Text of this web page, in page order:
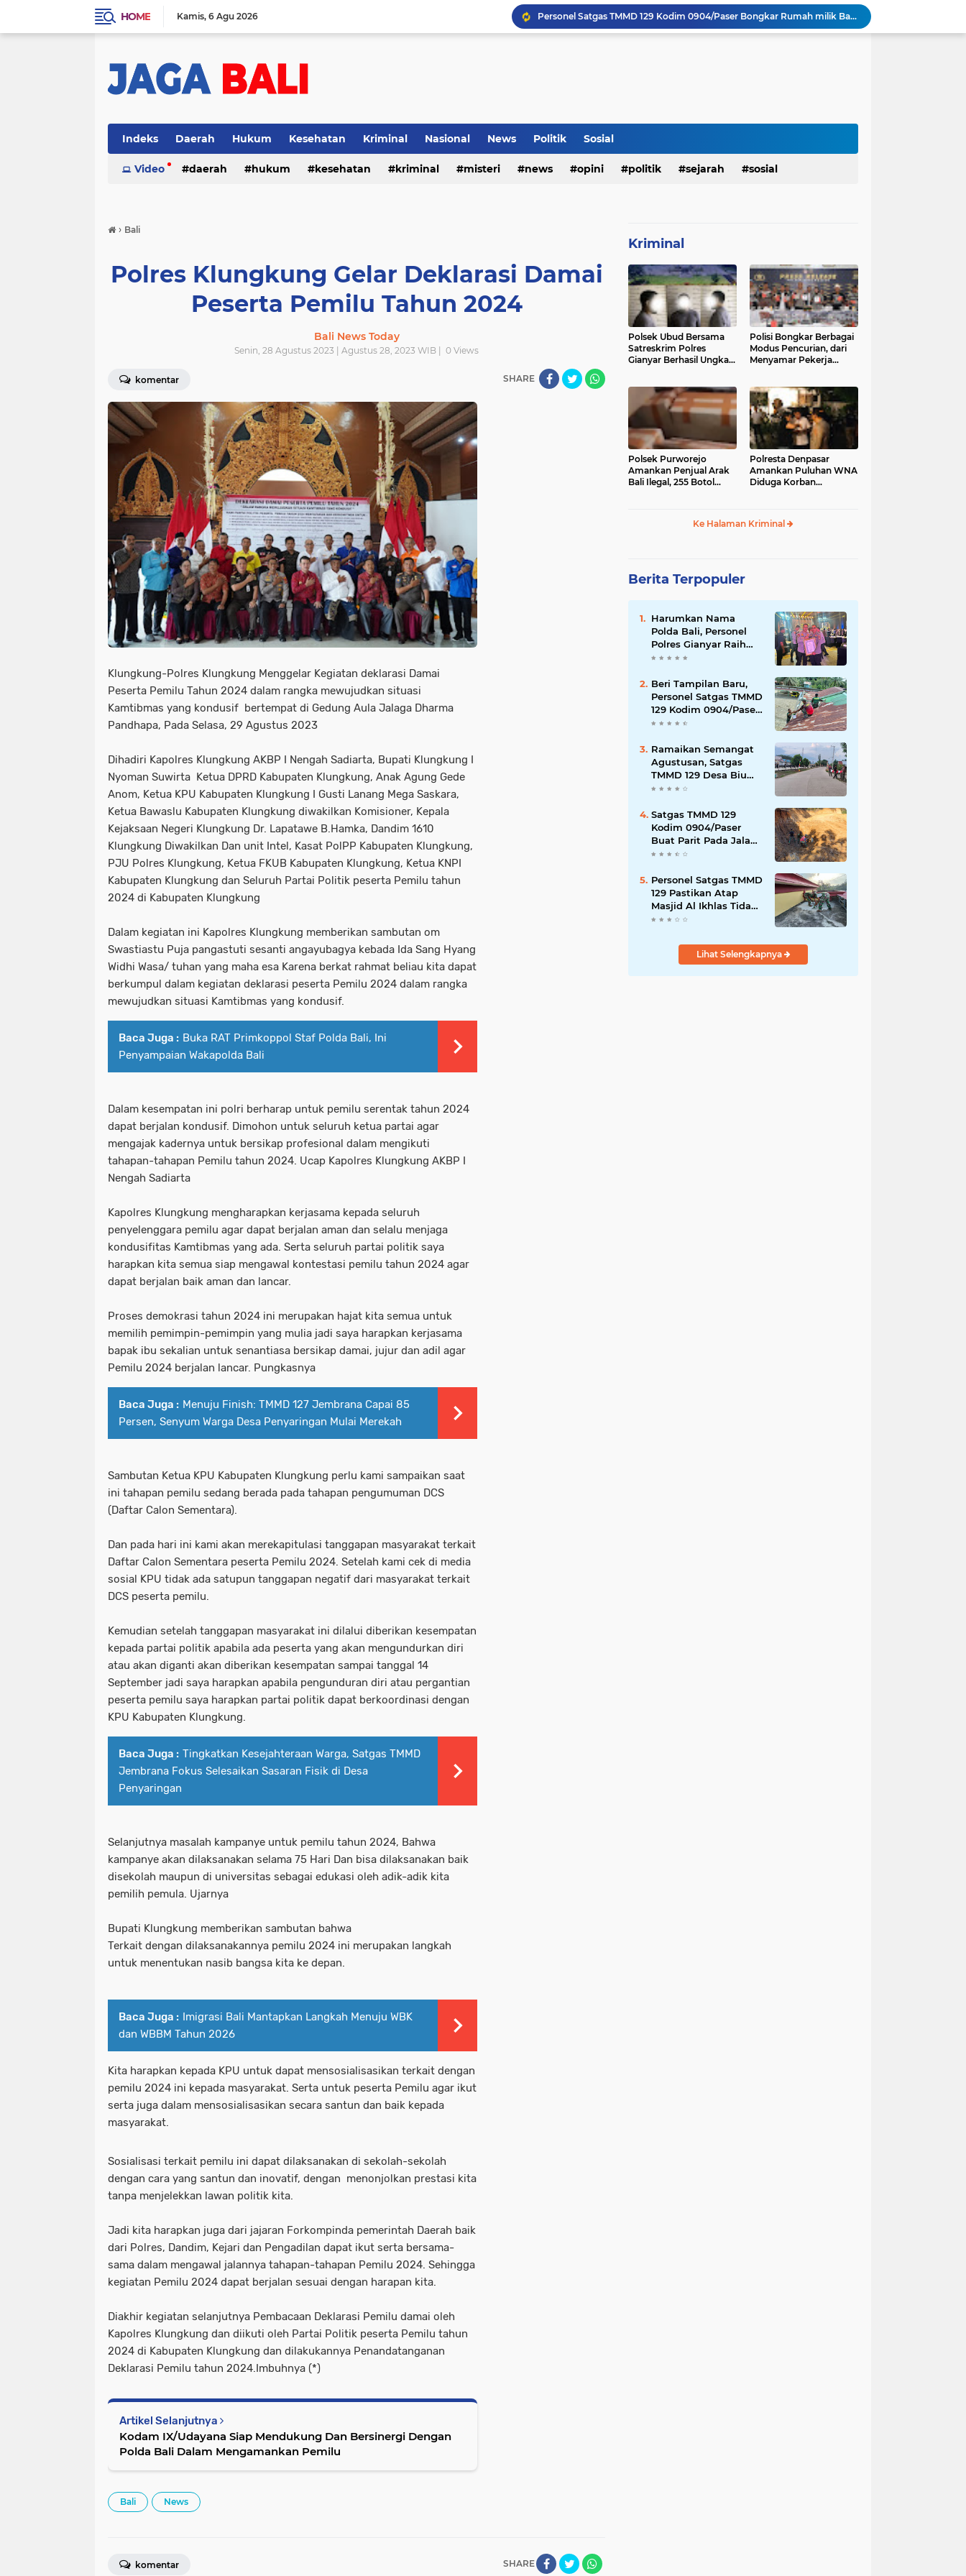
HOME Kamis 6 Agu 2026
Personel Satgas TMMD 129 Kodim 0904/Paser Bongkar Rumah milik Bapak Harim
Polresta Denpasar Ungkap Kasus Narkoba, Temukan Senpi dan Airsoft Gun Saat Pengerebekan
Ramaikan Semangat Agustusan, Satgas TMMD 129 Desa Biu Hiasi Jalanan Desa
Inilah Tampilan Baru Rumah Bapak Sirajudi Setelah Direnovasi
Indeks Daerah Hukum Kesehatan Kriminal Nasional News Politik Sosial
Video daerah hukum kesehatan kriminal misteri news opini politik sejarah sosial
› Bali
Polres Klungkung Gelar Deklarasi Damai
Peserta Pemilu Tahun 2024
Bali News Today
Senin, 28 Agustus 2023 | Agustus 28, 2023 WIB | 0 Views
komentar SHARE
Klungkung-Polres Klungkung Menggelar Kegiatan deklarasi Damai
Peserta Pemilu Tahun 2024 dalam rangka mewujudkan situasi
Kamtibmas yang kondusif bertempat di Gedung Aula Jalaga Dharma
Pandhapa, Pada Selasa, 29 Agustus 2023
Dihadiri Kapolres Klungkung AKBP I Nengah Sadiarta, Bupati Klungkung I
Nyoman Suwirta Ketua DPRD Kabupaten Klungkung, Anak Agung Gede
Anom, Ketua KPU Kabupaten Klungkung I Gusti Lanang Mega Saskara,
Ketua Bawaslu Kabupaten Klungkung diwakilkan Komisioner, Kepala
Kejaksaan Negeri Klungkung Dr. Lapatawe B.Hamka, Dandim 1610
Klungkung Diwakilkan Dan unit Intel, Kasat PolPP Kabupaten Klungkung,
PJU Polres Klungkung, Ketua FKUB Kabupaten Klungkung, Ketua KNPI
Kabupaten Klungkung dan Seluruh Partai Politik peserta Pemilu tahun
2024 di Kabupaten Klungkung
Dalam kegiatan ini Kapolres Klungkung memberikan sambutan om
Swastiastu Puja pangastuti sesanti angayubagya kebada Ida Sang Hyang
Widhi Wasa/ tuhan yang maha esa Karena berkat rahmat beliau kita dapat
berkumpul dalam kegiatan deklarasi peserta Pemilu 2024 dalam rangka
mewujudkan situasi Kamtibmas yang kondusif.
Baca Juga : Buka RAT Primkoppol Staf Polda Bali, Ini
Penyampaian Wakapolda Bali
Dalam kesempatan ini polri berharap untuk pemilu serentak tahun 2024
dapat berjalan kondusif. Dimohon untuk seluruh ketua partai agar
mengajak kadernya untuk bersikap profesional dalam mengikuti
tahapan-tahapan Pemilu tahun 2024. Ucap Kapolres Klungkung AKBP I
Nengah Sadiarta
Kapolres Klungkung mengharapkan kerjasama kepada seluruh
penyelenggara pemilu agar dapat berjalan aman dan selalu menjaga
kondusifitas Kamtibmas yang ada. Serta seluruh partai politik saya
harapkan kita semua siap mengawal kontestasi pemilu tahun 2024 agar
dapat berjalan baik aman dan lancar.
Proses demokrasi tahun 2024 ini merupakan hajat kita semua untuk
memilih pemimpin-pemimpin yang mulia jadi saya harapkan kerjasama
bapak ibu sekalian untuk senantiasa bersikap damai, jujur dan adil agar
Pemilu 2024 berjalan lancar. Pungkasnya
Baca Juga : Menuju Finish: TMMD 127 Jembrana Capai 85
Persen, Senyum Warga Desa Penyaringan Mulai Merekah
Sambutan Ketua KPU Kabupaten Klungkung perlu kami sampaikan saat
ini tahapan pemilu sedang berada pada tahapan pengumuman DCS
(Daftar Calon Sementara).
Dan pada hari ini kami akan merekapitulasi tanggapan masyarakat terkait
Daftar Calon Sementara peserta Pemilu 2024. Setelah kami cek di media
sosial KPU tidak ada satupun tanggapan negatif dari masyarakat terkait
DCS peserta pemilu.
Kemudian setelah tanggapan masyarakat ini dilalui diberikan kesempatan
kepada partai politik apabila ada peserta yang akan mengundurkan diri
atau akan diganti akan diberikan kesempatan sampai tanggal 14
September jadi saya harapkan apabila pengunduran diri atau pergantian
peserta pemilu saya harapkan partai politik dapat berkoordinasi dengan
KPU Kabupaten Klungkung.
Baca Juga : Tingkatkan Kesejahteraan Warga, Satgas TMMD
Jembrana Fokus Selesaikan Sasaran Fisik di Desa
Penyaringan
Selanjutnya masalah kampanye untuk pemilu tahun 2024, Bahwa
kampanye akan dilaksanakan selama 75 Hari Dan bisa dilaksanakan baik
disekolah maupun di universitas sebagai edukasi oleh adik-adik kita
pemilih pemula. Ujarnya
Bupati Klungkung memberikan sambutan bahwa
Terkait dengan dilaksanakannya pemilu 2024 ini merupakan langkah
untuk menentukan nasib bangsa kita ke depan.
Baca Juga : Imigrasi Bali Mantapkan Langkah Menuju WBK
dan WBBM Tahun 2026
Kita harapkan kepada KPU untuk dapat mensosialisasikan terkait dengan
pemilu 2024 ini kepada masyarakat. Serta untuk peserta Pemilu agar ikut
serta juga dalam mensosialisasikan secara santun dan baik kepada
masyarakat.
Sosialisasi terkait pemilu ini dapat dilaksanakan di sekolah-sekolah
dengan cara yang santun dan inovatif, dengan menonjolkan prestasi kita
tanpa menjelekkan lawan politik kita.
Jadi kita harapkan juga dari jajaran Forkompinda pemerintah Daerah baik
dari Polres, Dandim, Kejari dan Pengadilan dapat ikut serta bersama-
sama dalam mengawal jalannya tahapan-tahapan Pemilu 2024. Sehingga
kegiatan Pemilu 2024 dapat berjalan sesuai dengan harapan kita.
Diakhir kegiatan selanjutnya Pembacaan Deklarasi Pemilu damai oleh
Kapolres Klungkung dan diikuti oleh Partai Politik peserta Pemilu tahun
2024 di Kabupaten Klungkung dan dilakukannya Penandatanganan
Deklarasi Pemilu tahun 2024.Imbuhnya (*)
Artikel Selanjutnya
Kodam IX/Udayana Siap Mendukung Dan Bersinergi Dengan
Polda Bali Dalam Mengamankan Pemilu
Bali News
SHARE
komentar
Kriminal
Polsek Ubud Bersama
Satreskrim Polres
Gianyar Berhasil Ungkap
Polisi Bongkar Berbagai
Modus Pencurian, dari
Menyamar Pekerja
Polsek Purworejo
Amankan Penjual Arak
Bali Ilegal, 255 Botol
Polresta Denpasar
Amankan Puluhan WNA
Diduga Korban
Ke Halaman Kriminal
Berita Terpopuler
Harumkan Nama
Polda Bali, Personel
Polres Gianyar Raih
Penghargaan
Beri Tampilan Baru,
Personel Satgas TMMD
129 Kodim 0904/Paser
Cat Atap Rumah
Ramaikan Semangat
Agustusan, Satgas
TMMD 129 Desa Biu
Hiasi Jalanan Desa
Satgas TMMD 129
Kodim 0904/Paser
Buat Parit Pada Jalan
Baru
Personel Satgas TMMD
129 Pastikan Atap
Masjid Al Ikhlas Tidak
Bocor Lagi
Lihat Selengkapnya